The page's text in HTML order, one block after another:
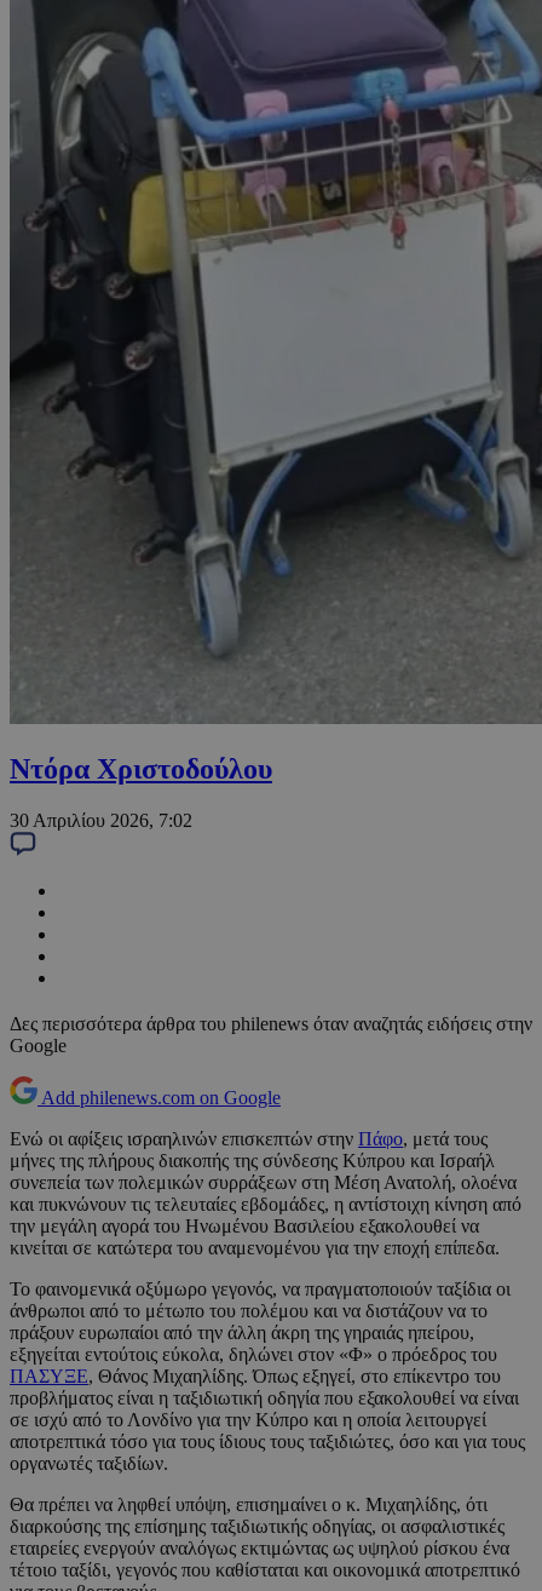
Ντόρα Χριστοδούλου
30 Απριλίου 2026, 7:02
Δες περισσότερα άρθρα του philenews όταν αναζητάς ειδήσεις στην
Google
Add philenews.com on Google
Ενώ οι αφίξεις ισραηλινών επισκεπτών στην Πάφο, μετά τους
μήνες της πλήρους διακοπής της σύνδεσης Κύπρου και Ισραήλ
συνεπεία των πολεμικών συρράξεων στη Μέση Ανατολή, ολοένα
και πυκνώνουν τις τελευταίες εβδομάδες, η αντίστοιχη κίνηση από
την μεγάλη αγορά του Ηνωμένου Βασιλείου εξακολουθεί να
κινείται σε κατώτερα του αναμενομένου για την εποχή επίπεδα.
Το φαινομενικά οξύμωρο γεγονός, να πραγματοποιούν ταξίδια οι
άνθρωποι από το μέτωπο του πολέμου και να διστάζουν να το
πράξουν ευρωπαίοι από την άλλη άκρη της γηραιάς ηπείρου,
εξηγείται εντούτοις εύκολα, δηλώνει στον «Φ» ο πρόεδρος του
ΠΑΣΥΞΕ, Θάνος Μιχαηλίδης. Όπως εξηγεί, στο επίκεντρο του
προβλήματος είναι η ταξιδιωτική οδηγία που εξακολουθεί να είναι
σε ισχύ από το Λονδίνο για την Κύπρο και η οποία λειτουργεί
αποτρεπτικά τόσο για τους ίδιους τους ταξιδιώτες, όσο και για τους
οργανωτές ταξιδίων.
Θα πρέπει να ληφθεί υπόψη, επισημαίνει ο κ. Μιχαηλίδης, ότι
διαρκούσης της επίσημης ταξιδιωτικής οδηγίας, οι ασφαλιστικές
εταιρείες ενεργούν αναλόγως εκτιμώντας ως υψηλού ρίσκου ένα
τέτοιο ταξίδι, γεγονός που καθίσταται και οικονομικά αποτρεπτικό